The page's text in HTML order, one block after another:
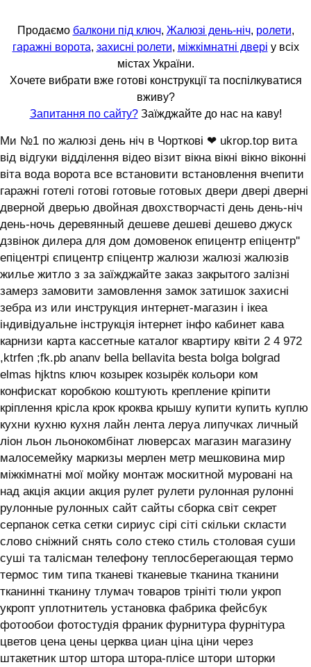
Продаємо балкони під ключ, Жалюзі день-ніч, ролети,
гаражні ворота, захисні ролети, міжкімнатні двері у всіх
містах України.
Хочете вибрати вже готові конструкції та поспілкуватися
вживу?
Запитання по сайту?Заїжджайте до нас на каву!
Ми №1 по жалюзі день ніч в Чорткові ❤ ukrop.top вита
від відгуки відділення відео візит вікна вікні вікно віконні
віта вода ворота все встановити встановлення вчепити
гаражні готелі готові готовые готовых двери двері дверні
дверной дверью двойная двохстворчасті день день-ніч
день-ночь деревянный дешеве дешеві дешево джуск
дзвінок дилера для дом домовенок епицентр епіцентр''
епіцентрі єпицентр єпіцентр жалюзи жалюзі жалюзів
жилье житло з за заїжджайте заказ закрытого залізні
замерз замовити замовлення замок затишок захисні
зебра из или инструкция интернет-магазин і ікеа
індивідуальне інструкція інтернет інфо кабинет кава
карнизи карта кассетные каталог квартиру квіти 2 4 972
,ktrfen ;fk.pb ananv bella bellavita besta bolga bolgrad
elmas hjktns ключ козырек козырёк кольори ком
конфискат коробкою коштують крепление кріпити
кріплення крісла крок кроква крышу купити купить куплю
кухни кухню кухня лайн лента леруа липучках личный
ліон льон льонокомбінат люверсах магазин магазину
малосемейку маркизы мерлен метр мешковина мир
міжкімнатні мої мойку монтаж москитной муровані на
над акція акции акция рулет рулети рулонная рулонні
рулонные рулонных сайт сайты сборка світ секрет
серпанок сетка сетки сириус сірі сіті скільки скласти
слово сніжний снять соло стеко стиль столовая суши
суші та талісман телефону теплосберегающая термо
термос тим типа тканеві тканевые тканина тканини
тканинні тканину тлумач товаров трініті тюли укроп
укропт уплотнитель установка фабрика фейсбук
фотообои фотостудія франик фурнитура фурнітура
цветов цена цены церква циан ціна ціни через
штакетник штор штора штора-плісе штори шторки